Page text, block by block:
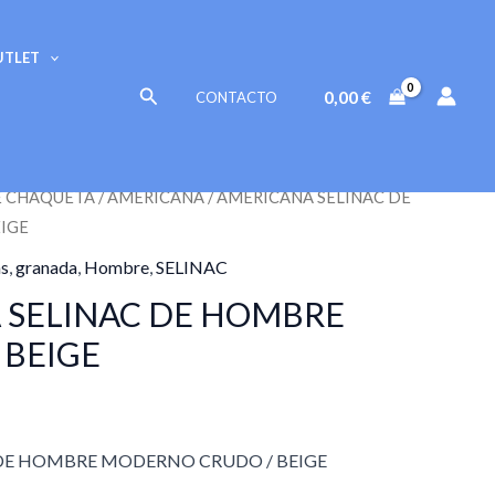
BuscarCONTACTO 0,00€
CHAQUETA/AMERICANA/ AMERICANA SELINAC DE
granada Hombre SELINAC
DE HOMBRE
HOMBRE MODERNO CRUDO / BEIGE